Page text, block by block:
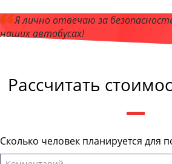
Я лично отвечаю за
наших автобусах!
Рассчитать
Сколько человек планируется для